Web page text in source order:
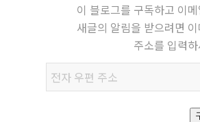
이 블로그를 구독하고 이
새글의 알림을 받으려면 이
주소를 입력